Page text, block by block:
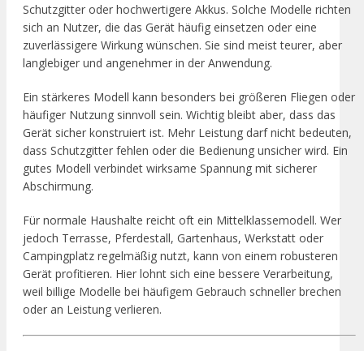
Schutzgitter oder hochwertigere Akkus. Solche Modelle richten
sich an Nutzer, die das Gerät häufig einsetzen oder eine
zuverlässigere Wirkung wünschen. Sie sind meist teurer, aber
langlebiger und angenehmer in der Anwendung.
Ein stärkeres Modell kann besonders bei größeren Fliegen oder
häufiger Nutzung sinnvoll sein. Wichtig bleibt aber, dass das
Gerät sicher konstruiert ist. Mehr Leistung darf nicht bedeuten,
dass Schutzgitter fehlen oder die Bedienung unsicher wird. Ein
gutes Modell verbindet wirksame Spannung mit sicherer
Abschirmung.
Für normale Haushalte reicht oft ein Mittelklassemodell. Wer
jedoch Terrasse, Pferdestall, Gartenhaus, Werkstatt oder
Campingplatz regelmäßig nutzt, kann von einem robusteren
Gerät profitieren. Hier lohnt sich eine bessere Verarbeitung,
weil billige Modelle bei häufigem Gebrauch schneller brechen
oder an Leistung verlieren.